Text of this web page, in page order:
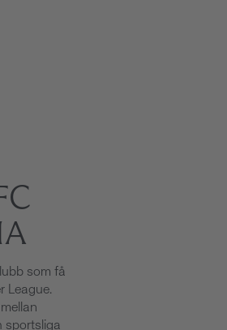
som få
League.
sportsliga